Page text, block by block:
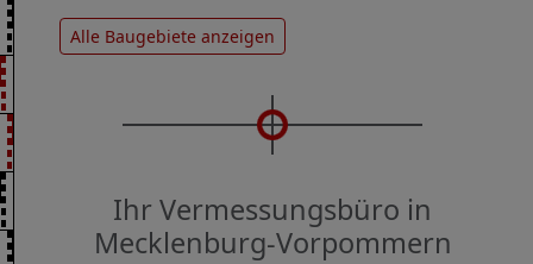
Alle Baugebiete anzeigen
Ihr Vermessungsbüro in
Mecklenburg-Vorpommern